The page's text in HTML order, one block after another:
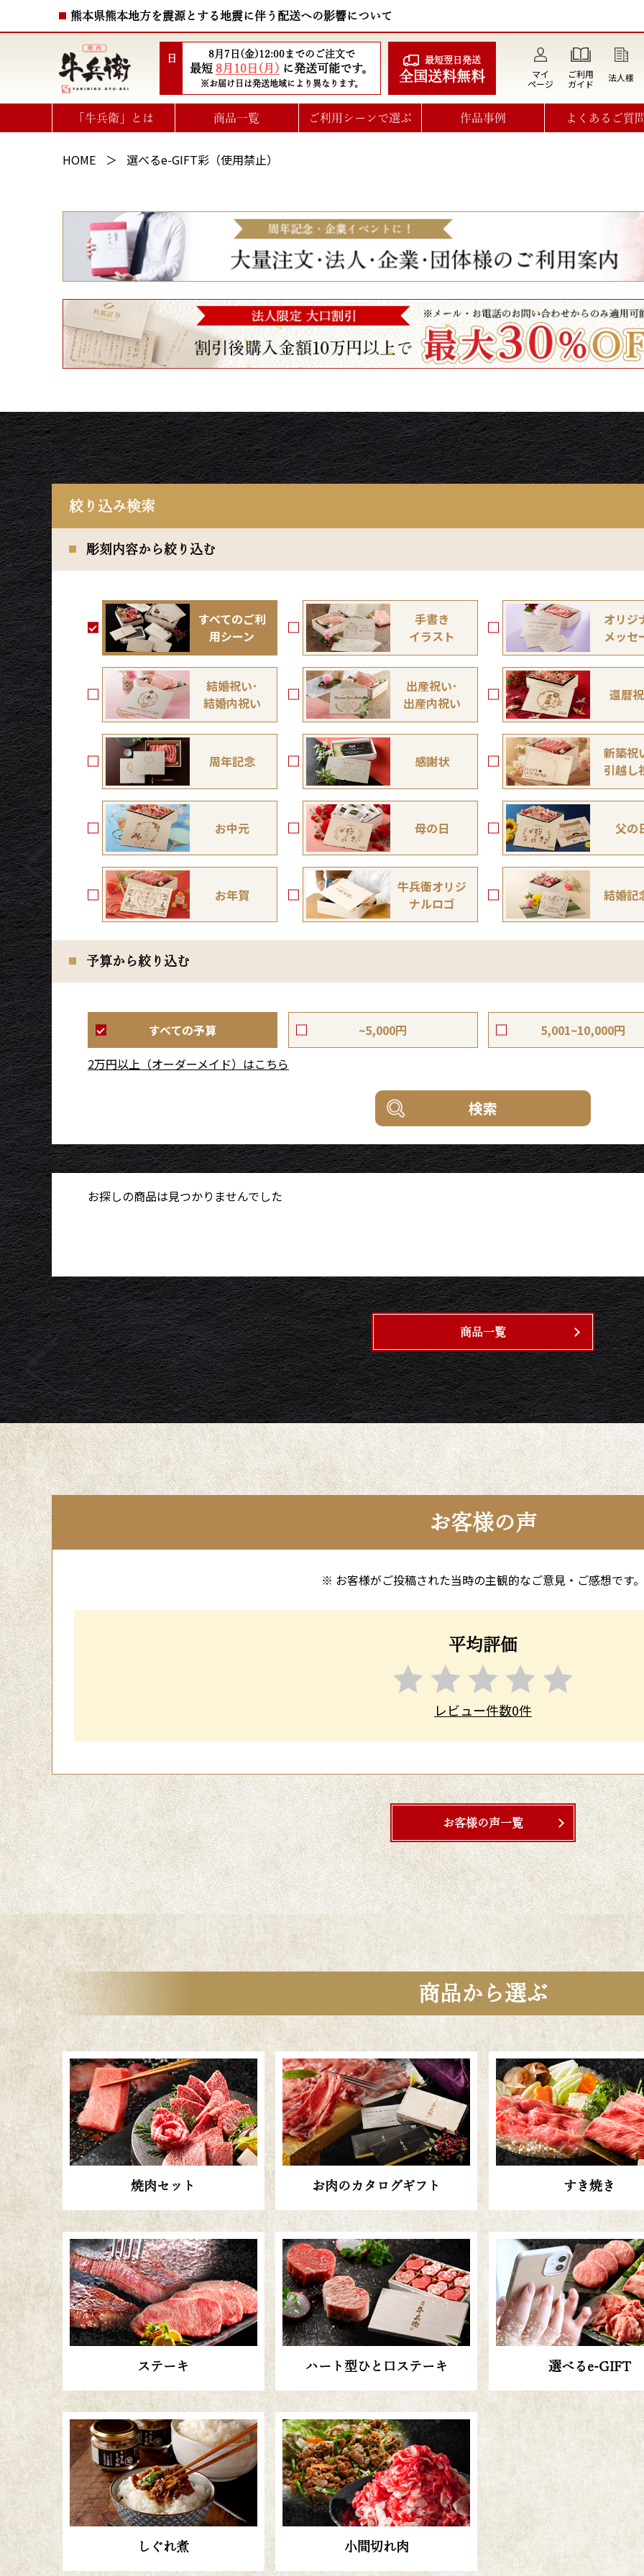
熊本県熊本地方を震源とする地震に伴う配送への影響について
配送日 8月7日(金)12:00までのご注文で
最短 8月10日(月) に発送可能です。
※お届け日は発送地域により異なります。
最短翌日発送
全国送料無料
マイ
ページ
ご利用
ガイド
法人様
「牛兵衛」とは 商品一覧 ご利用シーンで選ぶ 作品事例 よくあるご質
HOME 選べるe-GIFT彩（使用禁止）
絞り込み検索
彫刻内容から絞り込む
すべてのご利
用シーン
手書き
イラスト
オリジ
メッセ
結婚祝い･
結婚内祝い
出産祝い･
出産内祝い
還暦
周年記念 感謝状
新築祝
引越し
お中元 母の日 父の
お年賀
牛兵衛オリジ
ナルロゴ
結婚記
予算から絞り込む
すべての予算 ~5,000円
5,001~10,000円
2万円以上（オーダーメイド）はこちら
検索
お探しの商品は見つかりませんでした
商品一覧
お客様の声
※ お客様がご投稿された当時の主観的なご意見・ご感想です。
平均評価
レビュー件数0件
お客様の声一覧
商品から選ぶ
焼肉セット お肉のカタログギフト すき焼き
ステーキ ハート型ひと口ステーキ 選べるe-GIFT
しぐれ煮 小間切れ肉